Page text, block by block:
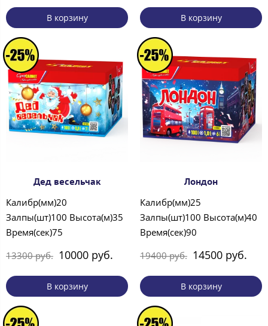
В корзину В корзину
Дед весельчак
Калибр(мм)20
Залпы(шт)100 Высота(м)35
Время(сек)75
13300 руб. 10000 руб.
В корзину
Лондон
Калибр(мм)25
Залпы(шт)100 Высота(м)40
Время(сек)90
19400 руб. 14500 руб.
В корзину